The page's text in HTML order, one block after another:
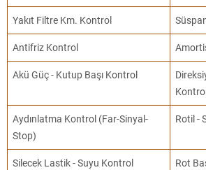
Yakıt Filtre Km. Kontrol
Antifriz Kontrol
Akü Güç - Kutup Başı Kontrol
Kontrol
Aydınlatma Kontrol (Far-Sinyal-
Stop)
Rotil -
Silecek Lastik - Suyu Kontrol Rot